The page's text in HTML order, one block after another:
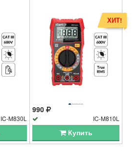
IC-M830L
990
IC-M810L
Купить
ХИТ!